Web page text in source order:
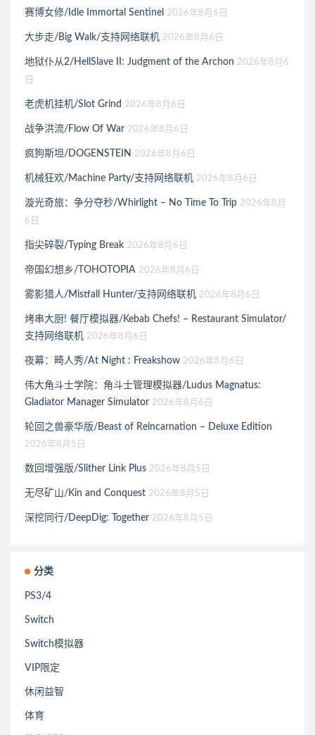
赛博女修/Idle Immortal Sentinel 2026年8月6日
大步走/Big Walk/支持网络联机 2026年8月6日
地狱仆从2/HellSlave II: Judgment of the Archon 2026年8月6
日
老虎机挂机/Slot Grind 2026年8月6日
战争洪流/Flow Of War 2026年8月6日
疯狗斯坦/DOGENSTEIN 2026年8月6日
机械狂欢/Machine Party/支持网络联机 2026年8月6日
漩光奇旅：争分夺秒/Whirlight – No Time To Trip 2026年8月
6日
指尖碎裂/Typing Break 2026年8月6日
帝国幻想乡/TOHOTOPIA 2026年8月6日
雾影猎人/Mistfall Hunter/支持网络联机 2026年8月6日
烤串大厨! 餐厅模拟器/Kebab Chefs! – Restaurant Simulator/
支持网络联机 2026年8月6日
夜幕：畸人秀/At Night : Freakshow 2026年8月6日
伟大角斗士学院：角斗士管理模拟器/Ludus Magnatus:
Gladiator Manager Simulator 2026年8月6日
轮回之兽豪华版/Beast of Reincarnation – Deluxe Edition
2026年8月5日
数回增强版/Slither Link Plus 2026年8月5日
无尽矿山/Kin and Conquest 2026年8月5日
深挖同行/DeepDig: Together 2026年8月5日
分类
PS3/4
Switch
Switch模拟器
VIP限定
休闲益智
体育